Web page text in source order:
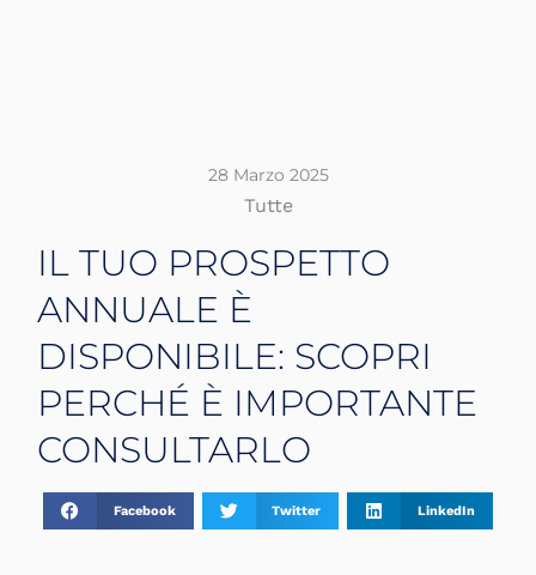
28 Marzo 2025
Tutte
IL TUO PROSPETTO
ANNUALE È
DISPONIBILE: SCOPRI
PERCHÉ È IMPORTANTE
CONSULTARLO
Facebook Twitter LinkedIn